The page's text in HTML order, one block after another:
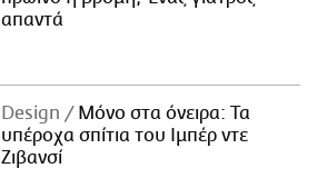
απαντά
Design
Μόνο στα όνειρα: Τα
υπέροχα σπίτια του Ιμπέρ ντε
Ζιβανσί